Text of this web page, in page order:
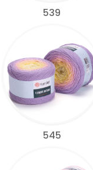
539
545